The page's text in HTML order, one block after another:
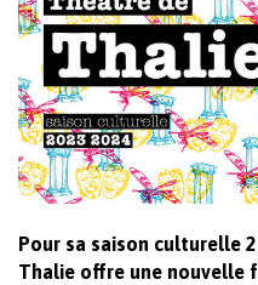
Pour sa saison culturelle
Thalie offre une nouvelle